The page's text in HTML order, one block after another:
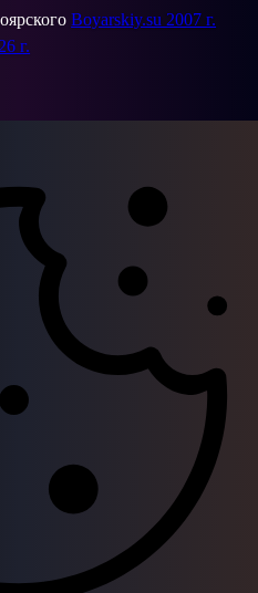
Boyarskiy.su 2007 г.
г.